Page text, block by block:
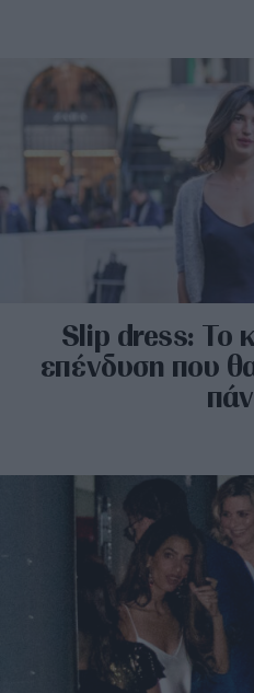
Slip dress: Το
επένδυση που